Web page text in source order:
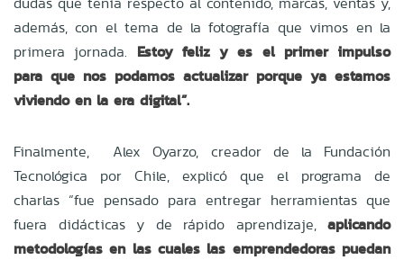
además, con el tema de la fotografía que vimos en la
primera jornada. Estoy feliz y es el primer impulso
para que nos podamos actualizar porque ya estamos
viviendo en la era digital”.
Finalmente, Alex Oyarzo, creador de la Fundación
Tecnológica por Chile, explicó que el programa de
charlas “fue pensado para entregar herramientas que
fuera didácticas y de rápido aprendizaje, aplicando
metodologías en las cuales las emprendedoras puedan